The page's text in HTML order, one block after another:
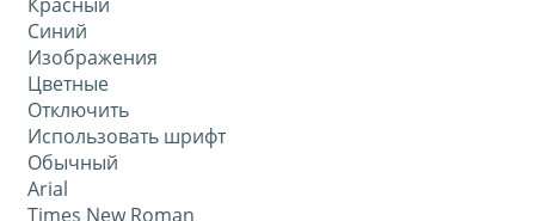
Синий
Изображения
Цветные
Отключить
Использовать шрифт
Обычный
Arial
Times New Roman